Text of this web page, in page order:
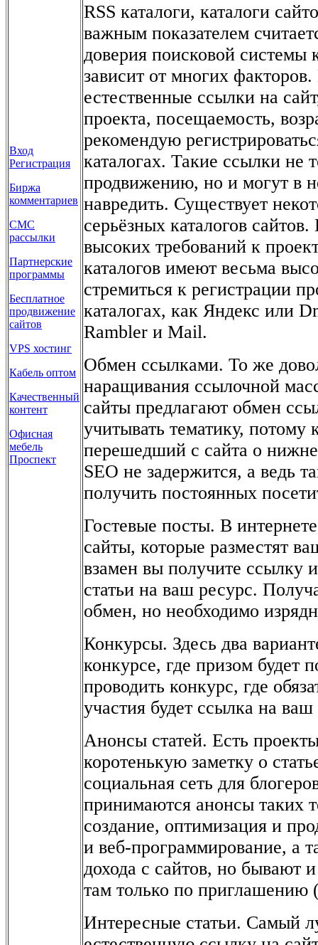
Вход
Регистрация
Биржа
комментариев
СМС
рассылки
Партнерские
программы
Бесплатное
продвижение
сайтов
VPS хостинг
Кабель оптом
Качественный
контент
Офисная
мебель
Проспект
RSS каталоги, каталоги
важным показателем
доверия поисковой системы
зависит от многих
естественные ссылки на
проекта, посещаемость,
рекомендую
каталогах. Такие ссылки не
продвижению, но и могут в
навредить. Существует
серьёзных каталогов
высоких требований к
каталогов имеют весьма
стремиться к регистрации
каталогах, как Яндекс или
Rambler и Mail.
Обмен ссылками. То же
наращивания ссылочной
сайты предлагают обмен
учитывать тематику, потому
перешедший с сайта о
SEO не задержится, а ведь
получить постоянных
Гостевые посты. В
сайты, которые разместят
взамен вы получите ссылку
статьи на ваш ресурс.
обмен, но необходимо
Конкурсы. Здесь два
конкурсе, где призом будет
проводить конкурс, где
участия будет ссылка на ваш
Анонсы статей. Есть
коротенькую заметку о
социальная сеть для
принимаются анонсы таких
создание, оптимизация и
и веб-программирование, а
дохода с сайтов, но бывают
там только по приглашению
Интересные статьи. Самый